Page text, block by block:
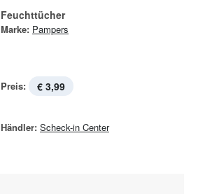
Feuchttücher
Marke: Pampers
Preis: € 3,99
Händler: Scheck-in Center